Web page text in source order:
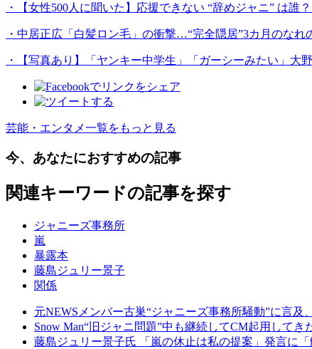
・【女性500人に聞いた】応援できない “辞めジャニ” は
・中居正広「白髪ロン毛」の衝撃…“完全隠居”3カ月のなれ
・【写真あり】「ヤンキー中学生」「ガーシーみたい」
芸能・エンタメ一覧をもっと見る
今、あなたにおすすめの記事
関連キーワードの記事を探す
ジャニーズ事務所
嵐
暴露本
藤島ジュリー景子
関係
元NEWSメンバー古巣“ジャニーズ事務所騒動”に言及
Snow Man“旧ジャニ問題”中も継続してCM起用して
藤島ジュリー景子氏 「嵐の休止は私の提案」発言に